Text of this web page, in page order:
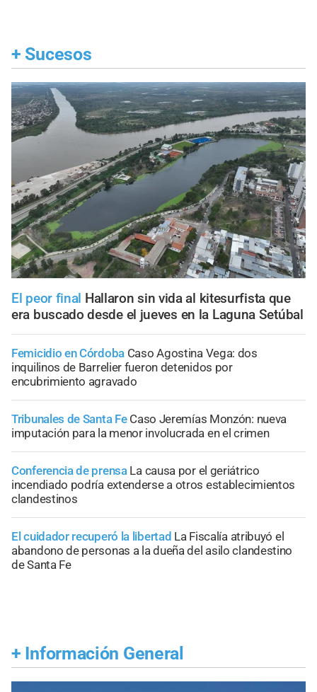
+ Sucesos
El peor final Hallaron sin vida al kitesurfista que
era buscado desde el jueves en la Laguna Setúbal
Femicidio en Córdoba Caso Agostina Vega: dos
inquilinos de Barrelier fueron detenidos por
encubrimiento agravado
Tribunales de Santa Fe Caso Jeremías Monzón: nueva
imputación para la menor involucrada en el crimen
Conferencia de prensa La causa por el geriátrico
incendiado podría extenderse a otros establecimientos
clandestinos
El cuidador recuperó la libertad La Fiscalía atribuyó el
abandono de personas a la dueña del asilo clandestino
de Santa Fe
+ Información General